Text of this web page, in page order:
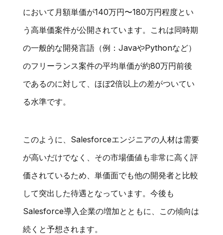
において月額単価が140万円〜180万円程度とい
う高単価案件が公開されています。これは同時期
の一般的な開発言語（例：JavaやPythonなど）
のフリーランス案件の平均単価が約80万円前後
であるのに対して、ほぼ2倍以上の差がついてい
る水準です。
このように、Salesforceエンジニアの人材は需要
が高いだけでなく、その市場価値も非常に高く評
価されているため、単価面でも他の開発者と比較
して突出した待遇となっています。今後も
Salesforce導入企業の増加とともに、この傾向は
続くと予想されます。